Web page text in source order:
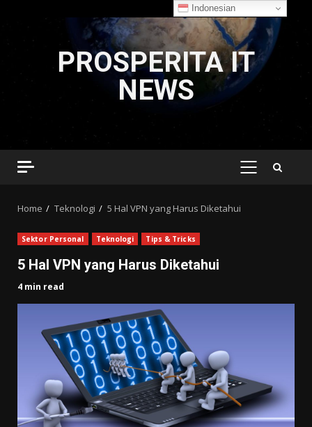
PROSPERITA IT
NEWS
PRIMARY
Home Teknologi 5 Hal VPN yang Harus Diketahui
Sektor Personal Teknologi Tips & Tricks
5 Hal VPN yang Harus Diketahui
4 min read
Indonesian